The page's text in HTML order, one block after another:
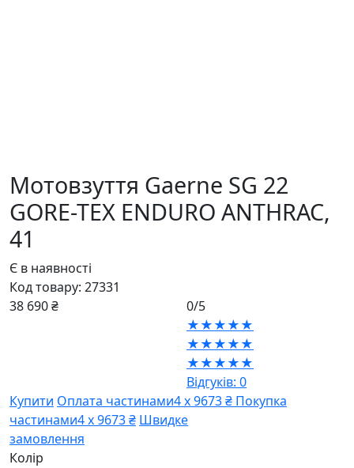
Мотовзуття Gaerne SG 22
GORE-TEX ENDURO ANTHRAC,
41
Є в наявності
Код товару: 27331
38 690 ₴
0/5
★★★★★
★★★★★
★★★★★
Відгуків: 0
Купити Оплата частинами4 х 9673 ₴ Покупка
частинами4 х 9673 ₴ Швидке
замовлення
Колір